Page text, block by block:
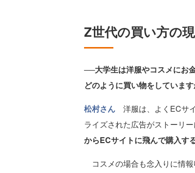
Z世代の買い方の
──大学生は洋服やコスメにお
どのように買い物をしています
松村さん 洋服は、よくECサ
ライズされた広告がストーリー
からECサイトに飛んで購入す
コスメの場合も念入りに情